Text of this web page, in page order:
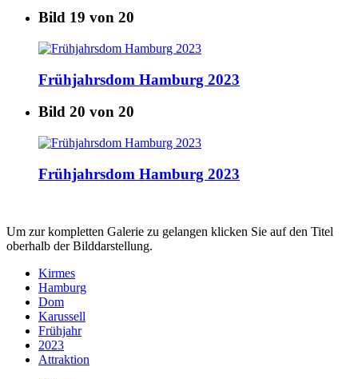
Bild 19 von 20
Frühjahrsdom Hamburg 2023
Bild 20 von 20
Frühjahrsdom Hamburg 2023
Um zur kompletten Galerie zu gelangen klicken Sie auf den Titel
oberhalb der Bilddarstellung.
Kirmes
Hamburg
Dom
Karussell
Frühjahr
2023
Attraktion